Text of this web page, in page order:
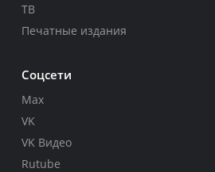
ТВ
Печатные издания
Соцсети
Max
VK
VK Видео
Rutube